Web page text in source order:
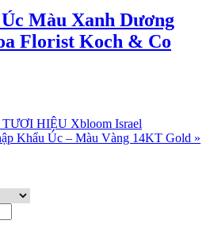
Màu Xanh Dương
Florist Koch & Co
HIỆU Xbloom Israel
Khẩu Úc – Màu Vàng 14KT Gold »